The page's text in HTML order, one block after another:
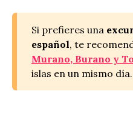
Si prefieres una
español, te
Murano, Burano y
islas en un mismo día.